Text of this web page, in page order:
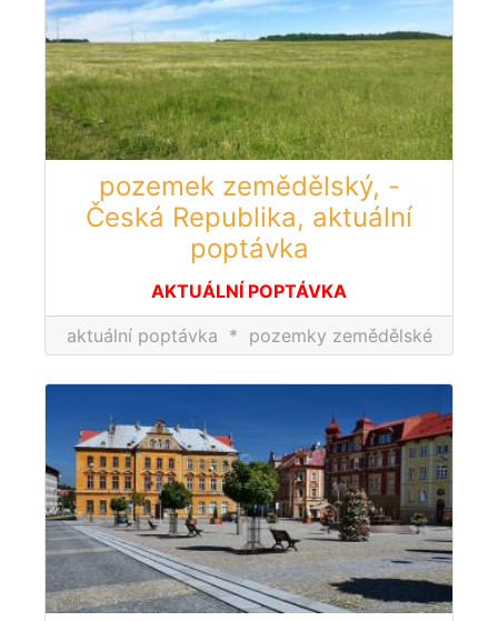
pozemek zemědělský, -
Česká Republika, aktuální
poptávka
AKTUÁLNÍ POPTÁVKA
aktuální poptávka * pozemky zemědělské